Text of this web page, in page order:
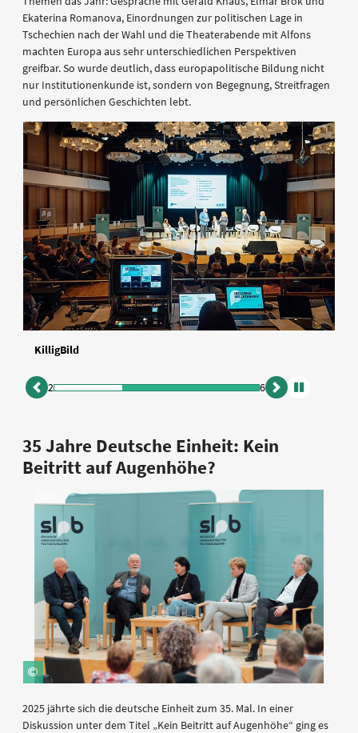
Ekaterina Romanova, Einordnungen zur politischen Lage in
Tschechien nach der Wahl und die Theaterabende mit Alfons
machten Europa aus sehr unterschiedlichen Perspektiven
greifbar. So wurde deutlich, dass europapolitische Bildung nicht
nur Institutionenkunde ist, sondern von Begegnung, Streitfragen
und persönlichen Geschichten lebt.
KilligBild
zurück
2 6 vor
35 Jahre Deutsche Einheit: Kein
Beitritt auf Augenhöhe?
2025 jährte sich die deutsche Einheit zum 35. Mal. In einer
Diskussion unter dem Titel „Kein Beitritt auf Augenhöhe“ ging es